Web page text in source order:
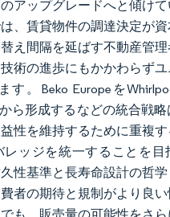
アップグレードへと傾け
、賃貸物件の調達決定が
え間隔を延ばす不動産管
術の進歩にもかかわらず
す。Beko Europeを
ら形成するなどの統合戦
性を維持するために重複
ッジを統一することを目
性基準と長寿命設計の哲
者の期待と規制がより良